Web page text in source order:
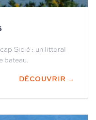
Sicié : un littoral
bateau.
DÉCOUVRIR →